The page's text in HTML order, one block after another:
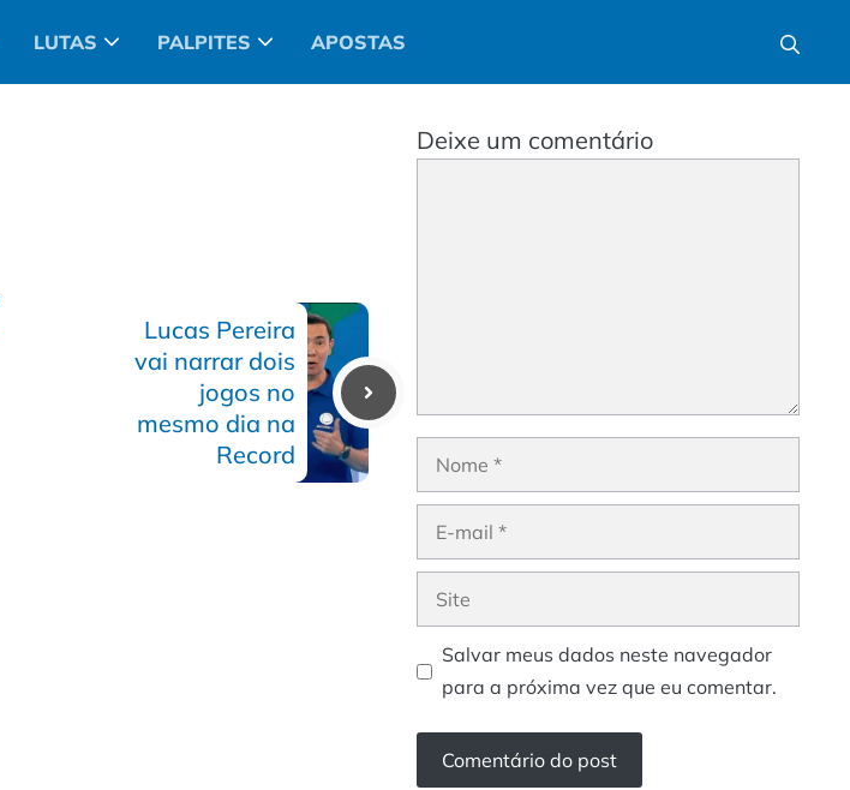
LUTAS PALPITES APOSTAS
Lucas Pereira
vai narrar dois
jogos no
mesmo dia na
Record
Deixe um comentário
Nome
Site
Salvar meus dados neste navegador
para a próxima vez que eu comentar.